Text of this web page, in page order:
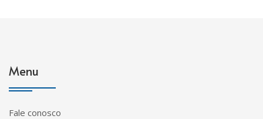
Menu
Fale conosco